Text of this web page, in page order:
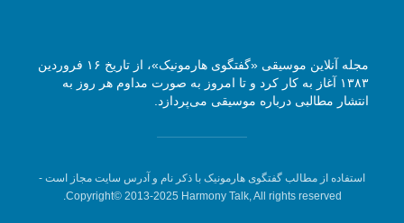
مجله آنلاین موسیقی «گفتگوی هارمونیک»، از تاریخ ۱۶ فروردین
۱۳۸۳ آغاز به کار کرد و تا امروز به صورت مداوم هر روز به
انتشار مطالبی درباره موسیقی می‌پردازد.
استفاده از مطالب گفتگوی هارمونیک با ذکر نام و آدرس سایت مجاز است -
Copyright© 2013-2025 Harmony Talk, All rights reserved.